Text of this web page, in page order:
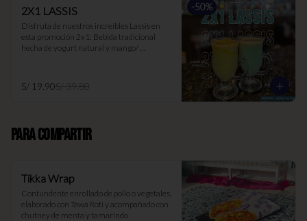
-50%
2X1 LASSIS
Disfruta de nuestros increíbles Lassis en
esta promoción 2x1: Bebida tradicional
hecha de yogurt natural y mango/
picante y es muy buen digestivo.
S/ 19.90S/ 39.80
PARA COMPARTIR
Tikka Wrap
Contundente enrollado de pollo o vegetales,
elaborado con Tawa Roti y acompañado con
chutney de menta y tamarindo